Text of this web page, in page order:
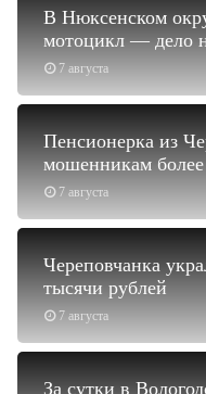
7 августа
В Нюксенском
мотоцикл — дело
7 августа
Пенсионерка из
мошенникам
7 августа
Череповчанка
тысячи рублей
За сутки в